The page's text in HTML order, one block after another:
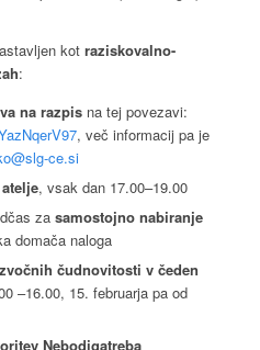
kot raziskovalno-
:
na razpisna tej povezavi:
, več informacij pa je
ce.si
, vsak dan 17.00–19.00
za samostojno nabiranje
domača naloga
čudnovitosti v čeden
–16.00, 15. februarja pa od
Nebodigatreba